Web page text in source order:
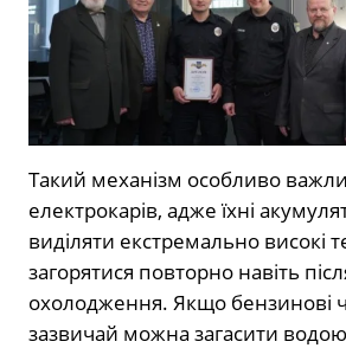
Такий механізм особливо
електрокарів, адже їхні
виділяти екстремально високі
загорятися повторно навіть
охолодження. Якщо бензинові
зазвичай можна загасити